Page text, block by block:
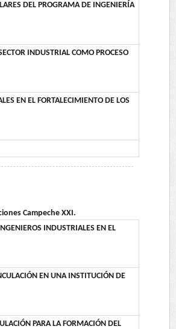
DEL PROGRAMA DE INGENIERÍA
INDUSTRIAL COMO PROCESO
EN EL FORTALECIMIENTO DE LOS
Campeche XXI.
INDUSTRIALES EN EL
EN UNA INSTITUCIÓN DE
PARA LA FORMACIÓN DEL